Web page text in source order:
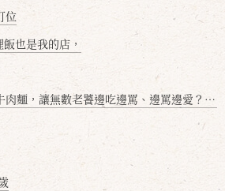
位
也是我的店，
，讓無數老饕邊吃邊罵、邊罵邊愛？小辣雞揭密！」